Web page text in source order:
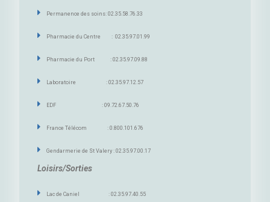
Permanence des soins: 02.35.58.76.33
Pharmacie du Centre : 02.35.97.01.99
Pharmacie du Port : 02.35.97.09.88
Laboratoire : 02.35.97.12.57
EDF : 09.72.67.50.76
France Télécom : 0.800.101.676
Gendarmerie de St Valery : 02.35.97.00.17
Loisirs/Sorties
Lac de Caniel : 02.35.97.40.55